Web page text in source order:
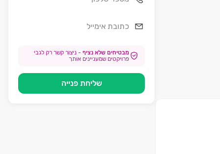
מבטיחים שלא נציף - ניצור קשר רק לגבי
פרויקטים שמעניינים אותך
שליחת פנייה